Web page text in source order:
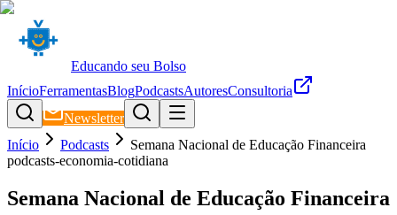
Educando seu Bolso
InícioFerramentasBlogPodcastsAutoresConsultoria
Newsletter
Início
Podcasts
Semana Nacional de Educação Financeira
podcasts-economia-cotidiana
Semana Nacional de Educação Financeira